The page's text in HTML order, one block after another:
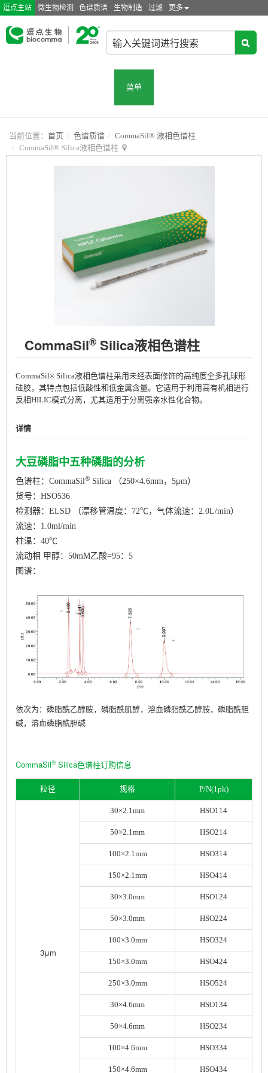
逗点主站 微生物检测 色谱质谱 生物制造 过滤 更多
菜单
当前位置： 首页 色谱质谱
CommaSil® 液相色谱柱
CommaSil® Silica液相色谱柱
CommaSil® Silica液相色谱柱
CommaSil® Silica液相色谱柱采用未经表面修饰的高纯度全多孔球形
硅胶，其特点包括低酸性和低金属含量。它适用于利用高有机相进行
反相HILIC模式分离，尤其适用于分离强亲水性化合物。
详情
大豆磷脂中五种磷脂的分析
色谱柱：CommaSil® Silica （250×4.6mm，5μm）
货号：HSO536
检测器：ELSD （漂移管温度：72℃，气体流速：2.0L/min）
流速：1.0ml/min
柱温：40℃
流动相 甲醇：50mM乙酸=95：5
图谱：
依次为：磷脂酰乙醇胺，磷脂酰肌醇，溶血磷脂酰乙醇胺，磷脂酰胆
碱，溶血磷脂酰胆碱
CommaSil® Silica色谱柱订购信息
粒径 规格 P/N(1pk)
3μm
30×2.1mm HSO114
50×2.1mm HSO214
100×2.1mm HSO314
150×2.1mm HSO414
30×3.0mm HSO124
50×3.0mm HSO224
100×3.0mm HSO324
150×3.0mm HSO424
250×3.0mm HSO524
30×4.6mm HSO134
50×4.6mm HSO234
100×4.6mm HSO334
150×4.6mm HSO434